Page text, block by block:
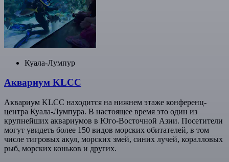
Куала-Лумпур
Аквариум KLCC
Аквариум KLCC находится на нижнем этаже конференц-
центра Куала-Лумпура. В настоящее время это один из
крупнейших аквариумов в Юго-Восточной Азии. Посетители
могут увидеть более 150 видов морских обитателей, в том
числе тигровых акул, морских змей, синих лучей, коралловых
рыб, морских коньков и других.